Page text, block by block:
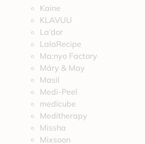
Kaine
KLAVUU
La’dor
LalaRecipe
Ma:nyo Factory
Máry & May
Masil
Medi-Peel
medicube
Meditherapy
Missha
Mixsoon